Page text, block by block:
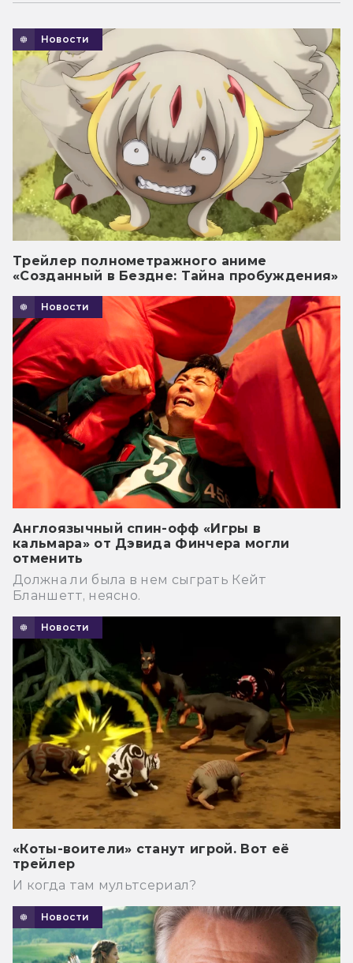
Новости
Трейлер полнометражного аниме
«Созданный в Бездне: Тайна пробуждения»
Новости
Англоязычный спин-офф «Игры в
кальмара» от Дэвида Финчера могли
отменить
Должна ли была в нем сыграть Кейт
Бланшетт, неясно.
Новости
«Коты-воители» станут игрой. Вот её
трейлер
И когда там мультсериал?
Новости